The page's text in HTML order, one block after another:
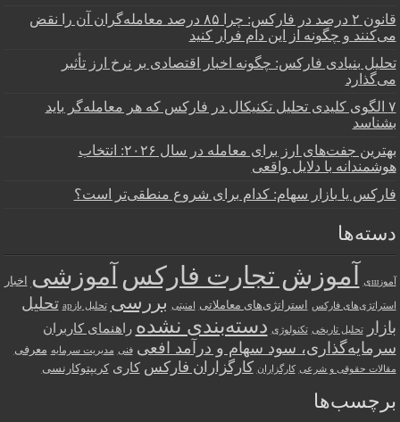
قانون ۲ درصد در فارکس: چرا ۸۵ درصد معامله‌گران آن را نقض
می‌کنند و چگونه از این دام فرار کنید
تحلیل بنیادی فارکس: چگونه اخبار اقتصادی بر نرخ ارز تأثیر
می‌گذارد
۷ الگوی کلیدی تحلیل تکنیکال در فارکس که هر معامله‌گر باید
بشناسد
بهترین جفت‌های ارز برای معامله در سال ۲۰۲۶: انتخاب
هوشمندانه با دلایل واقعی
فارکس یا بازار سهام: کدام برای شروع منطقی‌تر است؟
دسته‌ها
آموزшی آموزش تجارت فارکس آموزشی اخبار
استراتژی‌های فارکس استراتژی‌های معاملاتی امنیتی بررسی تحلیل بازар
تحلیل
بازار
تحلیل تاریخی تکنولوژی دسته‌بندی نشده راهنمای کاربران
سرمایه‌گذاری، سود سهام و درآمد افعی فنی مدیریت سرمایه معرفی
مقالات حقوقی و شرعی کارگزاران کارگزاران فارکس کاری کریپتوکارنسی
برچسب‌ها